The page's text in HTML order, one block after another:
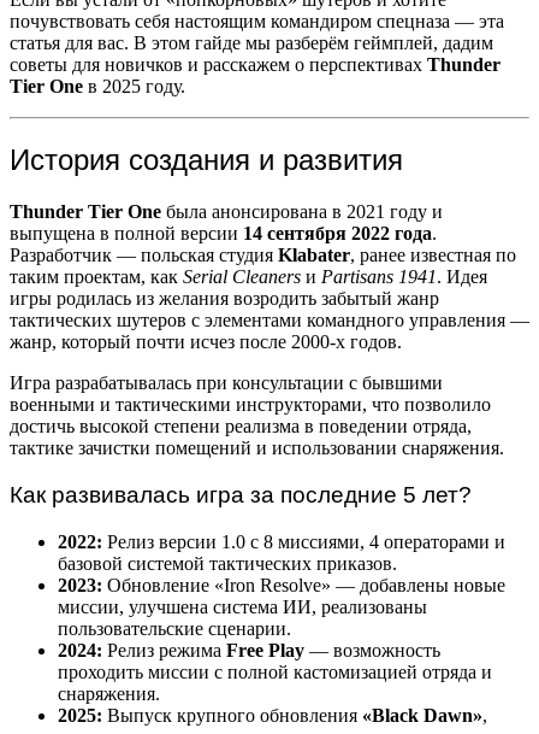
почувствовать себя настоящим командиром спецназа — эта
статья для вас. В этом гайде мы разберём геймплей, дадим
советы для новичков и расскажем о перспективах Thunder
Tier One в 2025 году.
История создания и развития
Thunder Tier One была анонсирована в 2021 году и
выпущена в полной версии 14 сентября 2022 года.
Разработчик — польская студия Klabater, ранее известная по
таким проектам, как Serial Cleaners и Partisans 1941. Идея
игры родилась из желания возродить забытый жанр
тактических шутеров с элементами командного управления —
жанр, который почти исчез после 2000-х годов.
Игра разрабатывалась при консультации с бывшими
военными и тактическими инструкторами, что позволило
достичь высокой степени реализма в поведении отряда,
тактике зачистки помещений и использовании снаряжения.
Как развивалась игра за последние 5 лет?
2022: Релиз версии 1.0 с 8 миссиями, 4 операторами и
базовой системой тактических приказов.
2023: Обновление «Iron Resolve» — добавлены новые
миссии, улучшена система ИИ, реализованы
пользовательские сценарии.
2024: Релиз режима Free Play — возможность
проходить миссии с полной кастомизацией отряда и
снаряжения.
2025: Выпуск крупного обновления «Black Dawn»,